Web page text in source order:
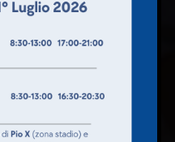
punto vendita,
formazione, potrebbe
suggerimenti e
prevede
di valorizzare il punto
della rete in